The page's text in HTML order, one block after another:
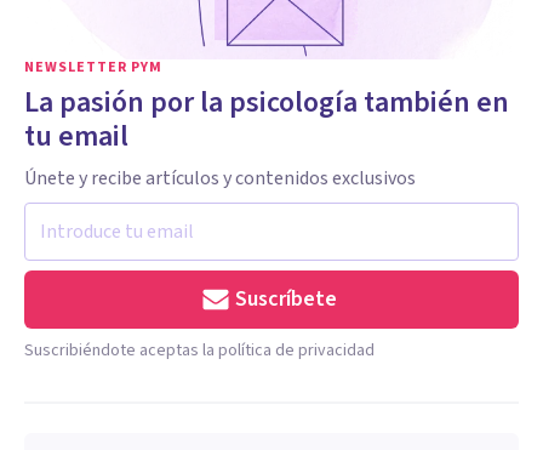
NEWSLETTER PYM
La pasión por la psicología también en
tu email
Únete y recibe artículos y contenidos exclusivos
Suscríbete
Suscribiéndote aceptas la política de privacidad